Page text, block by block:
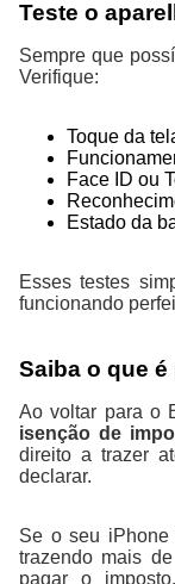
Teste o
Sempre que
Verifique:
Toque da
Face ID ou
Estado da
Esses testes
funcionando
Saiba o que
Ao voltar para o
isenção de
direito a trazer
declarar.
Se o seu iPhone
trazendo mais
pagar o